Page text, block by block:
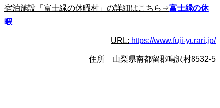
宿泊施設「富士緑の休暇村」の詳細はこちら⇒富士緑の休
暇
URL: https://www.fuji-yurari.jp/
住所 山梨県南都留郡鳴沢村8532-5